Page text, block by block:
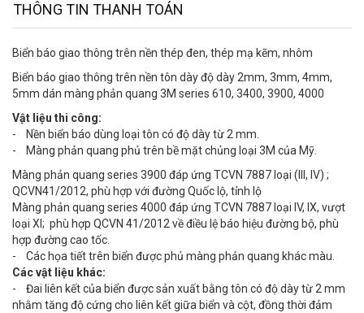
THÔNG TIN THANH TOÁN
Biển báo giao thông trên nền thép đen, thép mạ kẽm, nhôm
Biển báo giao thông trên nền tôn dày độ dày 2mm, 3mm, 4mm,
5mm dán màng phản quang 3M series 610, 3400, 3900, 4000
Vật liệu thi công:
- Nền biển báo dùng loại tôn có độ dày từ 2 mm.
- Màng phản quang phủ trên bề mặt chủng loại 3M của Mỹ.
Màng phản quang series 3900 đáp ứng TCVN 7887 loại (III, IV) ;
QCVN41/2012, phù hợp với đường Quốc lộ, tỉnh lộ
Màng phản quang series 4000 đáp ứng TCVN 7887 loại IV, IX, vượt
loại XI; phù hợp QCVN 41/2012 về điều lệ báo hiệu đường bộ, phù
hợp đường cao tốc.
- Các họa tiết trên biển được phủ màng phản quang khác màu.
Các vật liệu khác:
- Đai liên kết của biển được sản xuất bằng tôn có độ dày từ 2 mm
nhằm tăng độ cứng cho liên kết giữa biển và cột, đồng thời đảm